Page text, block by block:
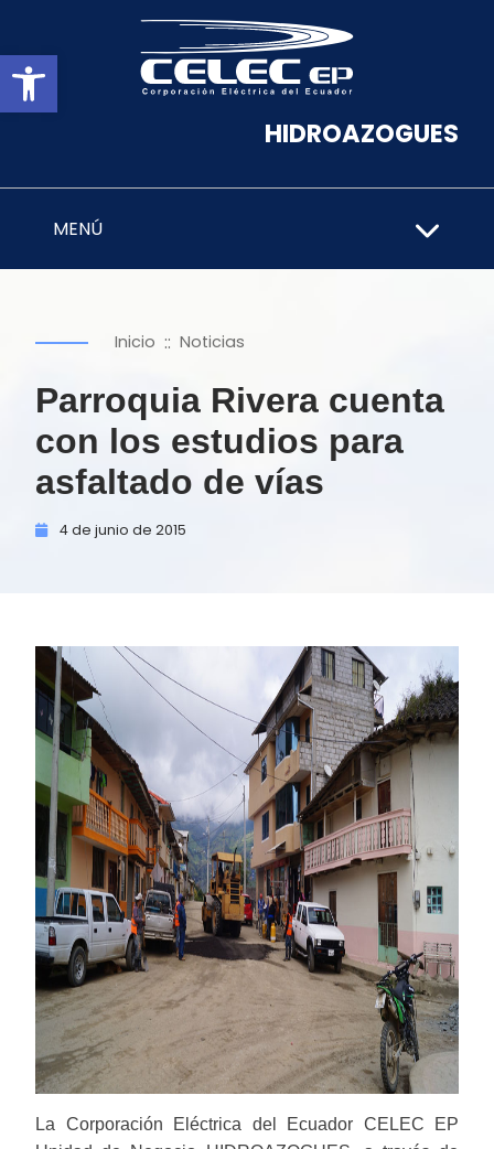
Abrir barra de herramientas
HIDROAZOGUES
MENÚ
Inicio :: Noticias
Parroquia Rivera cuenta
con los estudios para
asfaltado de vías
4 de junio de 2015
La Corporación Eléctrica del Ecuador CELEC EP